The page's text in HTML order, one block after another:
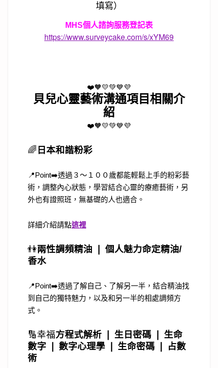
填寫）
MHS個人諮詢服務登記表
https://www.surveycake.com/s/xYM69
❤️🧡💛💚💙💜
貝兒心靈藝術溝通項目相關介
紹
❤️🧡💛💚💙💜
🌈 日本和諧粉彩
📍Point➡️透過３～１００歲都能輕鬆上手的粉彩藝
術，調整內心狀態，學習結合心靈的療癒藝術，另
外也有證照班，無基礎的人也適合。
詳細介紹請點這裡
👫兩性調頻精油 ❘ 個人魅力命定精油/
香水
📍Point➡️透過了解自己、了解另一半，結合精油找
到自己的獨特魅力，以及和另一半的相處調頻方
式。
🔢幸福方程式解析 ❘ 生日密碼 ❘ 生命
數字 ❘ 數字心理學 ❘ 生命密碼 ❘ 占數
術